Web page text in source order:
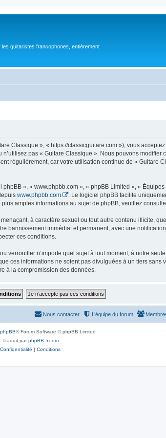
guitaristes francophones, entièrement
Classique », « https://classicguitare.com »), vous
pas « Guitare Classique ». Nous pouvons modifier
régulièrement, car votre utilisation continue de « Guitare
», « www.phpbb.com », « phpBB Limited », «
www.phpbb.com
. Le logiciel phpBB facilite
amples informations au sujet de phpBB, veuillez
à caractère sexuel ou tout autre contenu illicite,
immédiat et permanent, avec une
ces conditions.
verrouiller n’importe quel sujet à tout moment, à notre
ces informations ne soient pas divulguées à un tiers sans
à la compromission des données.
L’équipe du forum
Nous contacter
phpBB® Forum Software © phpBB Limited
Traduit parphpBB-fr.com
Confidentialité | Conditions